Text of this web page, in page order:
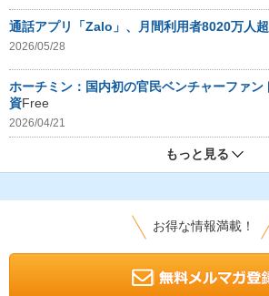
通話アプリ「Zalo」、月間利用者8020万人
2026/05/28
ホーチミン：国内初の官民ベンチャーファン
資Free
2026/04/21
もっと見る
お得な情報満載！